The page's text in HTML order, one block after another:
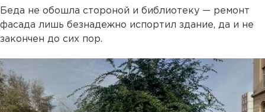
Беда не обошла стороной и библиотеку — ремонт
фасада лишь безнадежно испортил здание, да и не
закончен до сих пор.